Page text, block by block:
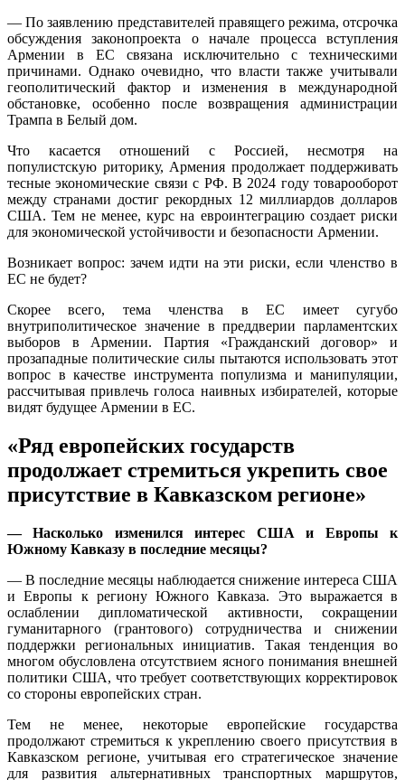
— По заявлению представителей правящего режима, отсрочка
обсуждения законопроекта о начале процесса вступления
Армении в ЕС связана исключительно с техническими
причинами. Однако очевидно, что власти также учитывали
геополитический фактор и изменения в международной
обстановке, особенно после возвращения администрации
Трампа в Белый дом.
Что касается отношений с Россией, несмотря на
популистскую риторику, Армения продолжает поддерживать
тесные экономические связи с РФ. В 2024 году товарооборот
между странами достиг рекордных 12 миллиардов долларов
США. Тем не менее, курс на евроинтеграцию создает риски
для экономической устойчивости и безопасности Армении.
Возникает вопрос: зачем идти на эти риски, если членство в
ЕС не будет?
Скорее всего, тема членства в ЕС имеет сугубо
внутриполитическое значение в преддверии парламентских
выборов в Армении. Партия «Гражданский договор» и
прозападные политические силы пытаются использовать этот
вопрос в качестве инструмента популизма и манипуляции,
рассчитывая привлечь голоса наивных избирателей, которые
видят будущее Армении в ЕС.
«Ряд европейских государств
продолжает стремиться укрепить свое
присутствие в Кавказском регионе»
— Насколько изменился интерес США и Европы к
Южному Кавказу в последние месяцы?
— В последние месяцы наблюдается снижение интереса США
и Европы к региону Южного Кавказа. Это выражается в
ослаблении дипломатической активности, сокращении
гуманитарного (грантового) сотрудничества и снижении
поддержки региональных инициатив. Такая тенденция во
многом обусловлена отсутствием ясного понимания внешней
политики США, что требует соответствующих корректировок
со стороны европейских стран.
Тем не менее, некоторые европейские государства
продолжают стремиться к укреплению своего присутствия в
Кавказском регионе, учитывая его стратегическое значение
для развития альтернативных транспортных маршрутов,